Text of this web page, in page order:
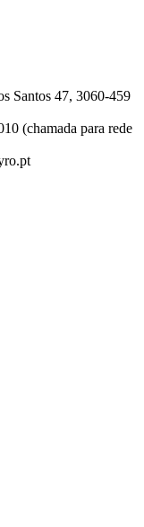
Santos 47, 3060-459
(chamada para rede